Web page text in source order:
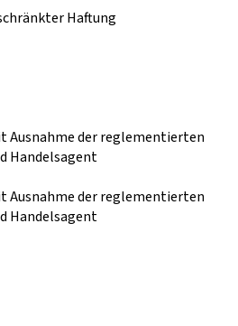
Haftung
Ausnahme der reglementierten
Handelsagent
Ausnahme der reglementierten
Handelsagent